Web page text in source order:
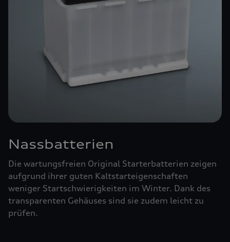
Nassbatterien
Die wartungsfreien Original Starterbatterien zeigen
aufgrund ihrer guten Kaltstarteigenschaften
weniger Startschwierigkeiten im Winter. Dank des
transparenten Gehäuses sind sie zudem leicht zu
prüfen.